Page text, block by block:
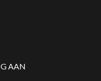
AAN